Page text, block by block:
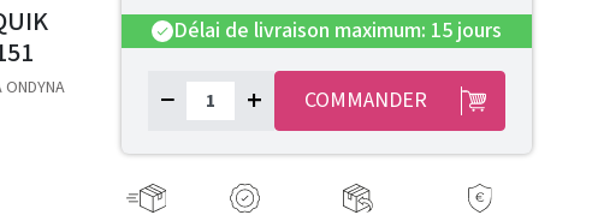
ONDYNA
check Délai de livraison maximum: 15 jours
− + COMMANDER